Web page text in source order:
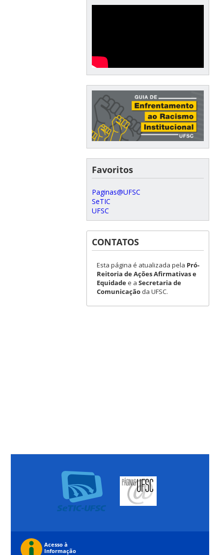
Favoritos
Paginas@UFSC
SeTIC
UFSC
CONTATOS
Esta página é atualizada pela Pró-
Reitoria de Ações Afirmativas e
Equidadee a Secretaria de
Comunicaçãoda UFSC.